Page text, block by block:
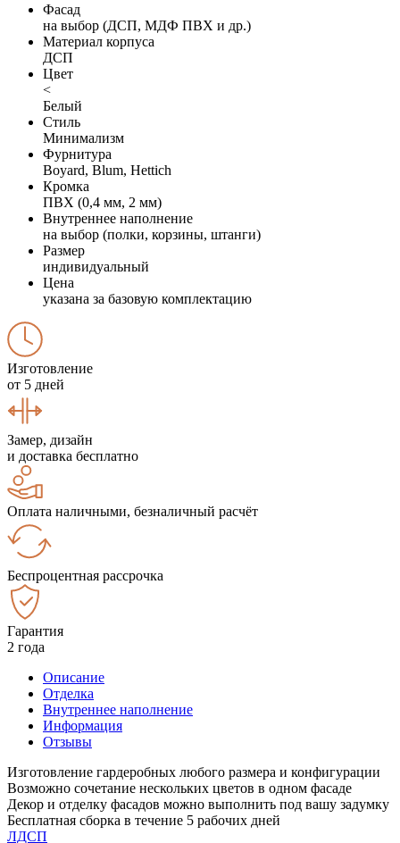
Фасад
на выбор (ДСП, МДФ ПВХ и др.)
Материал корпуса
ДСП
Цвет
<
Белый
Стиль
Минимализм
Фурнитура
Boyard, Blum, Hettich
Кромка
ПВХ (0,4 мм, 2 мм)
Внутреннее наполнение
на выбор (полки, корзины, штанги)
Размер
индивидуальный
Цена
указана за базовую комплектацию
Изготовление
от 5 дней
Замер, дизайн
и доставка бесплатно
Оплата наличными, безналичный расчёт
Беспроцентная рассрочка
Гарантия
2 года
Описание
Отделка
Внутреннее наполнение
Информация
Отзывы
Изготовление гардеробных любого размера и конфигурации
Возможно сочетание нескольких цветов в одном фасаде
Декор и отделку фасадов можно выполнить под вашу задумку
Бесплатная сборка в течение 5 рабочих дней
ЛДСП